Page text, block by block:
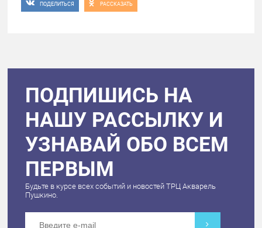
ПОДЕЛИТЬСЯ РАССКАЗАТЬ
ПОДПИШИСЬ НА
НАШУ РАССЫЛКУ И
УЗНАВАЙ ОБО ВСЕМ
ПЕРВЫМ
Будьте в курсе всех событий и новостей ТРЦ Акварель
Пушкино.